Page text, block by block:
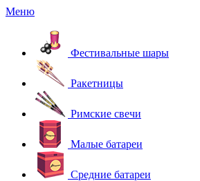
Меню
Фестивальные шары
Ракетницы
Римские свечи
Малые батареи
Средние батареи